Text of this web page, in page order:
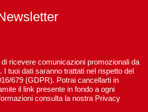
ricevere comunicazioni promozionali da
I tuoi dati saranno trattati nel rispetto del
679 (GDPR). Potrai cancellarti in
il link presente in fondo a ogni
consulta la nostra Privacy